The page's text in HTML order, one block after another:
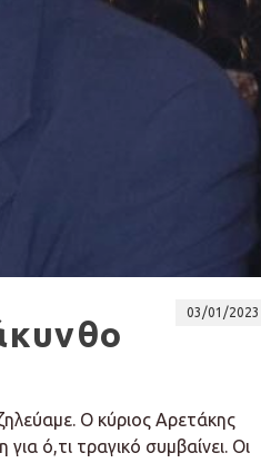
03/01/2023
Ο κύριος Αρετάκης
ό,τι τραγικό συμβαίνει. Οι